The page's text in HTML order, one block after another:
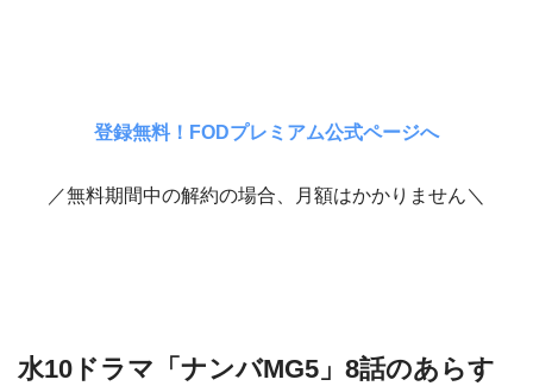
登録無料！FODプレミアム公式ページへ
／無料期間中の解約の場合、月額はかかりません＼
水10ドラマ「ナンバMG5」8話のあらす